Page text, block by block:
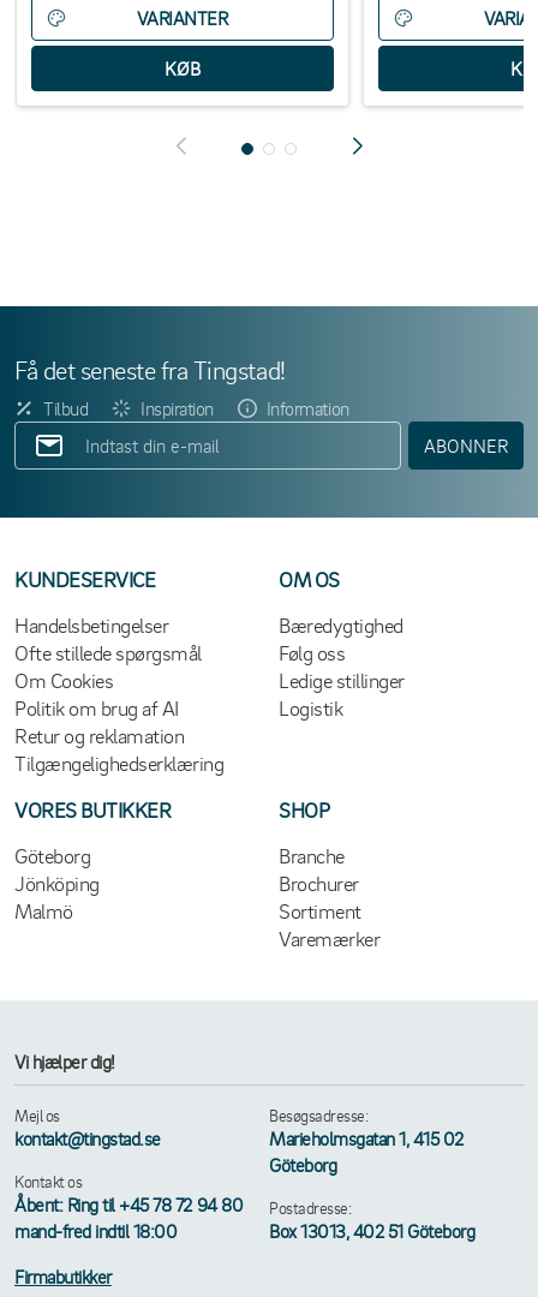
VARIANTER
Få det seneste fra Tingstad!
Tilbud Inspiration
Information
ABONNER
KUNDESERVICE
Handelsbetingelser
Ofte stillede spørgsmål
Om Cookies
Politik om brug af AI
Retur og reklamation
Tilgængelighedserklæring
OM OS
Bæredygtighed
Følg oss
Ledige stillinger
Logistik
VORES BUTIKKER
Göteborg
Jönköping
Malmö
SHOP
Branche
Brochurer
Sortiment
Varemærker
Vi hjælper dig!
Mejl os
kontakt@tingstad.se
Kontakt os
Åbent: Ring til +45 78 72 94 80
mand-fred indtil 18:00
Besøgsadresse:
Marieholmsgatan 1, 415 02
Göteborg
Postadresse:
Box 13013, 402 51 Göteborg
Firmabutikker